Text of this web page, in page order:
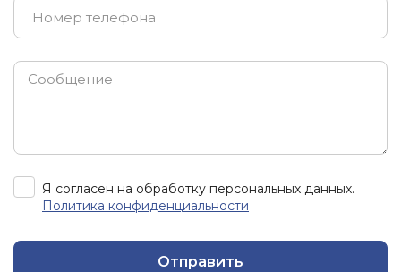
Я согласен на обработку персональных данных.
Политика конфиденциальности
Отправить